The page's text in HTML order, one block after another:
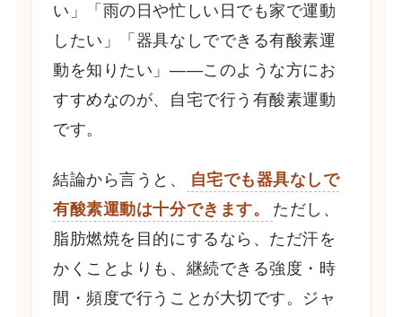
い」「雨の日や忙しい日でも家で運動
したい」「器具なしでできる有酸素運
動を知りたい」――このような方にお
すすめなのが、自宅で行う有酸素運動
です。
結論から言うと、
自宅でも器具なしで
有酸素運動は十分できます。
ただし、
脂肪燃焼を目的にするなら、ただ汗を
かくことよりも、継続できる強度・時
間・頻度で行うことが大切です。ジャ